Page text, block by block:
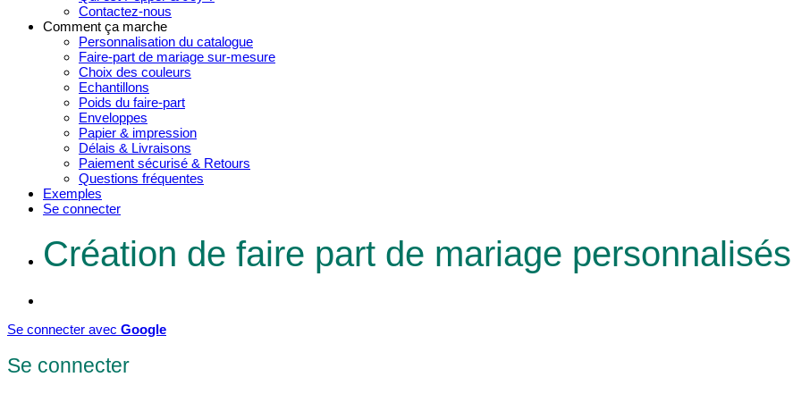
Contactez-nous
Comment ça marche
Personnalisation du catalogue
Faire-part de mariage sur-mesure
Choix des couleurs
Echantillons
Poids du faire-part
Enveloppes
Papier & impression
Délais & Livraisons
Paiement sécurisé & Retours
Questions fréquentes
Exemples
Se connecter
Création de faire part de mariage
Se connecter avec Google
Se connecter